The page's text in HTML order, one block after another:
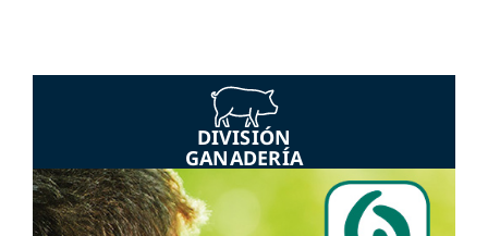
DIVISIÓN
GANADERÍA